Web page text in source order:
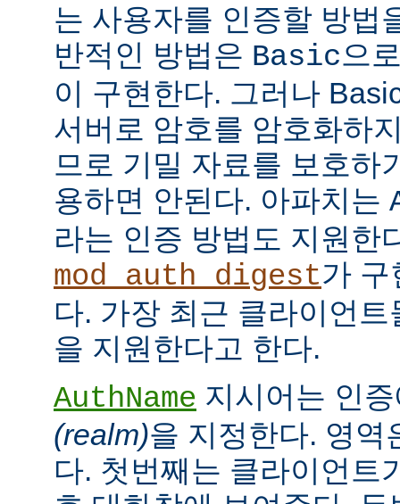
는 사용자를 인증할 방법
반적인 방법은 Basic으
이 구현한다. 그러나
서버로 암호를 암호화하
므로 기밀 자료를 보호하
용하면 안된다. 아파치는
라는 인증 방법도 지원한
mod_auth_digest가 구
다. 가장 최근 클라이언
을 지원한다고 한다.
AuthName 지시어는 인
(realm)을 지정한다. 영역
다. 첫번째는 클라이언트